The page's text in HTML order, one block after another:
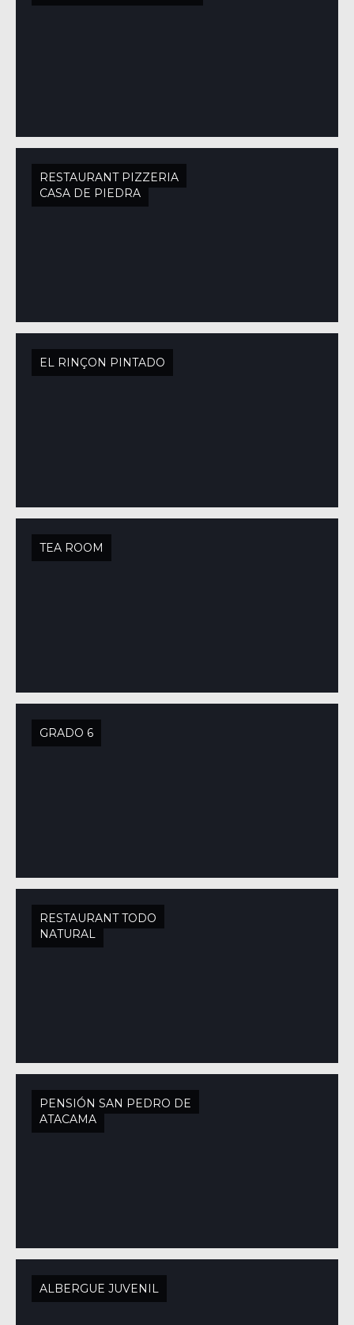
RESTAURANT PIZZERIA
CASA DE PIEDRA
EL RINÇON PINTADO
TEA ROOM
GRADO 6
RESTAURANT TODO
NATURAL
PENSIÓN SAN PEDRO DE
ATACAMA
ALBERGUE JUVENIL